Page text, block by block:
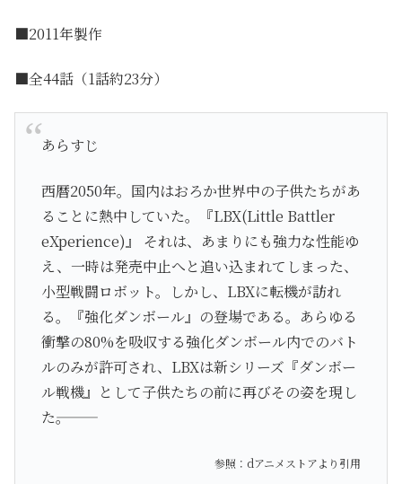
■2011年製作
■全44話（1話約23分）
あらすじ
西暦2050年。国内はおろか世界中の子供たちがあ
ることに熱中していた。『LBX(Little Battler
eXperience)』 それは、あまりにも強力な性能ゆ
え、一時は発売中止へと追い込まれてしまった、
小型戦闘ロボット。しかし、LBXに転機が訪れ
る。『強化ダンボール』の登場である。あらゆる
衝撃の80%を吸収する強化ダンボール内でのバト
ルのみが許可され、LBXは新シリーズ『ダンボー
ル戦機』として子供たちの前に再びその姿を現し
た―――。
参照：dアニメストアより引用